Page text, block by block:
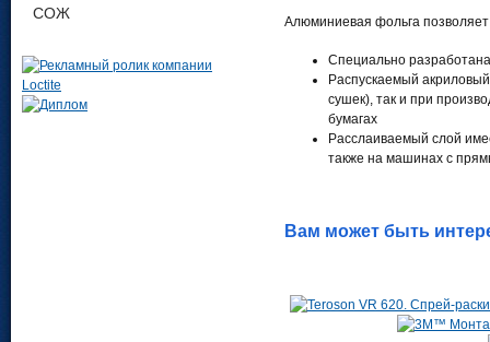
СОЖ
Алюминиевая фольга позволяет
Специально
Распускаемый акриловый
сушек), так и при
бумагах
Расслаиваемый слой
также на машинах с
Вам может быть